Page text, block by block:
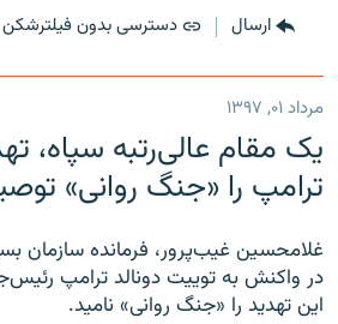
ارسال دسترسی بدون فیلترشکن
مرداد ۰۱, ۱۳۹۷
یک مقام عالی‌رتبه سپاه،
ترامپ را «جنگ روانی»
غلامحسین غیب‌پرور، فرمانده
در واکنش به توییت دونالد ترامپ
این تهدید را «جنگ روانی» نامید.